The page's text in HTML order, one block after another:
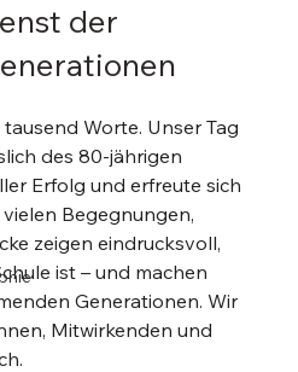
der
Worte. Unser Tag
des 80-jährigen
Erfolg und erfreute sich
Begegnungen,
zeigen eindrucksvoll,
ist – und machen
Generationen. Wir
Mitwirkenden und